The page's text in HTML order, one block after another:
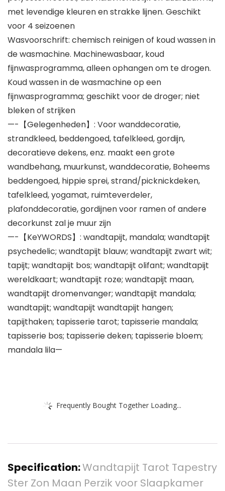
met levendige kleuren en strakke lijnen. Geschikt
voor 4 seizoenen
Wasvoorschrift: chemisch reinigen of koud wassen in
de wasmachine. Machinewasbaar, koud
fijnwasprogramma, alleen ophangen om te drogen.
Koud wassen in de wasmachine op een
fijnwasprogramma; geschikt voor de droger; niet
bleken of strijken
—-【Gelegenheden】: Voor wanddecoratie,
strandkleed, beddengoed, tafelkleed, gordijn,
decoratieve dekens, enz. maakt een grote
wandbehang, muurkunst, wanddecoratie, Boheems
beddengoed, hippie sprei, strand/picknickdeken,
tafelkleed, yogamat, ruimteverdeler,
plafonddecoratie, gordijnen voor ramen of andere
decorkunst zal je muur zijn
—-【KeYWORDS】: wandtapijt, mandala; wandtapijt
psychedelic; wandtapijt blauw; wandtapijt zwart wit;
tapijt; wandtapijt bos; wandtapijt olifant; wandtapijt
wereldkaart; wandtapijt roze; wandtapijt maan,
wandtapijt dromenvanger; wandtapijt mandala;
wandtapijt; wandtapijt wandtapijt hangen;
tapijthaken; tapisserie tarot; tapisserie mandala;
tapisserie bos; tapisserie deken; tapisserie bloem;
mandala lila—
Frequently Bought Together Loading...
Specification:Wandtapijt Tarot Tapestry
Ster Zon Maan Perzik voor Slaapkamer